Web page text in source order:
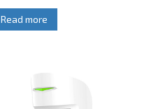
Read more